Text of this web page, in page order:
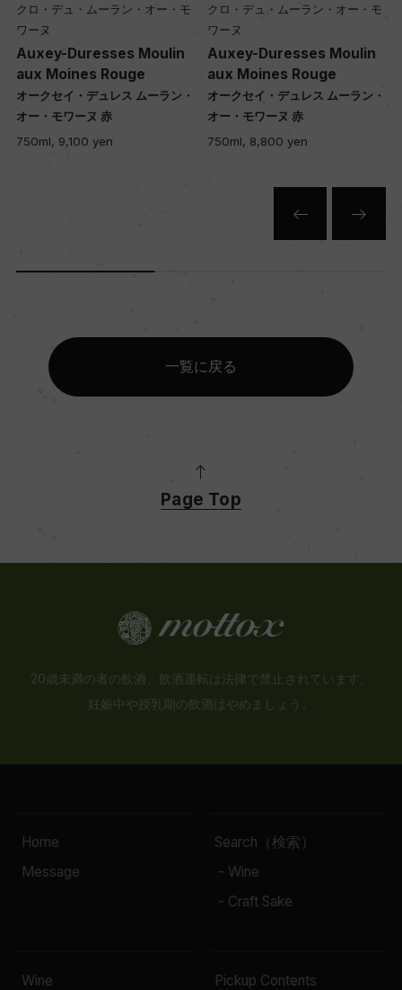
クロ・デュ・ムーラン・オー・モ
ワーヌ
Auxey-Duresses Moulin
aux Moines Rouge
オークセイ・デュレス ムーラン・
オー・モワーヌ 赤
750ml, 9,100 yen
クロ・デュ・ムーラン・オー・モ
ワーヌ
Auxey-Duresses Moulin
aux Moines Rouge
オークセイ・デュレス ムーラン・
オー・モワーヌ 赤
750ml, 8,800 yen
一覧に戻る
Page Top
20歳未満の者の飲酒、飲酒運転は法律で禁止されています。
妊娠中や授乳期の飲酒はやめましょう。
Home
Message
Search（検索）
- Wine
- Craft Sake
Wine
Pickup Contents